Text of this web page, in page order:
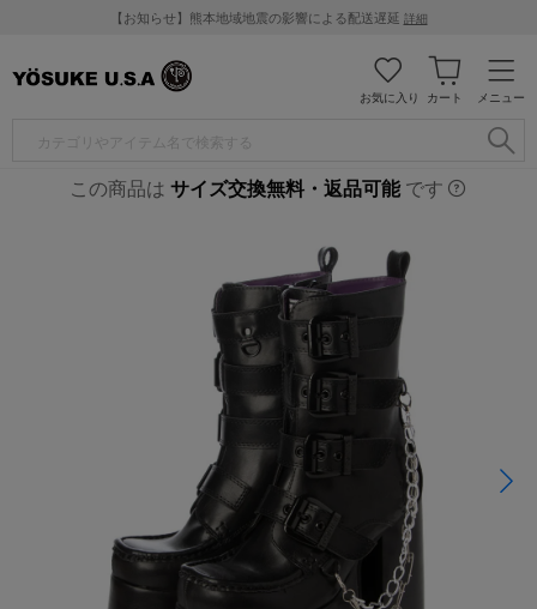
【お知らせ】熊本地域地震の影響による配送遅延 詳細
メニュー
カート
お気に入り
この商品は サイズ交換無料・返品可能です